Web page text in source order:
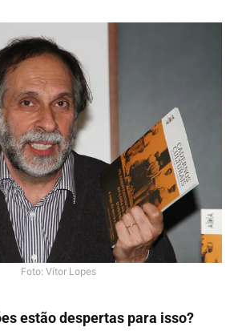
Foto: Vítor Lopes
estão despertas para isso?